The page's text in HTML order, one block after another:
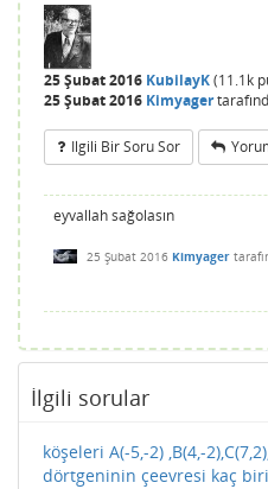
25 Şubat 2016 KubilayK(11.1k
25 Şubat 2016 Kimyager
Ilgili Bir Soru Sor
eyvallah sağolasın
25 Şubat 2016 Kimyager
İlgili sorular
köşeleri A(-5,-2) ,B(4,-
dörtgeninin çeevresi kaç